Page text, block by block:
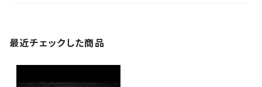
最近チェックした商品